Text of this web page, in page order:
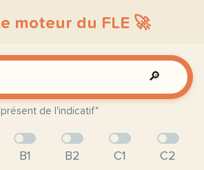
moteur du FLE 🚀
🔎
de l'indicatif"
B1 B2 C1 C2